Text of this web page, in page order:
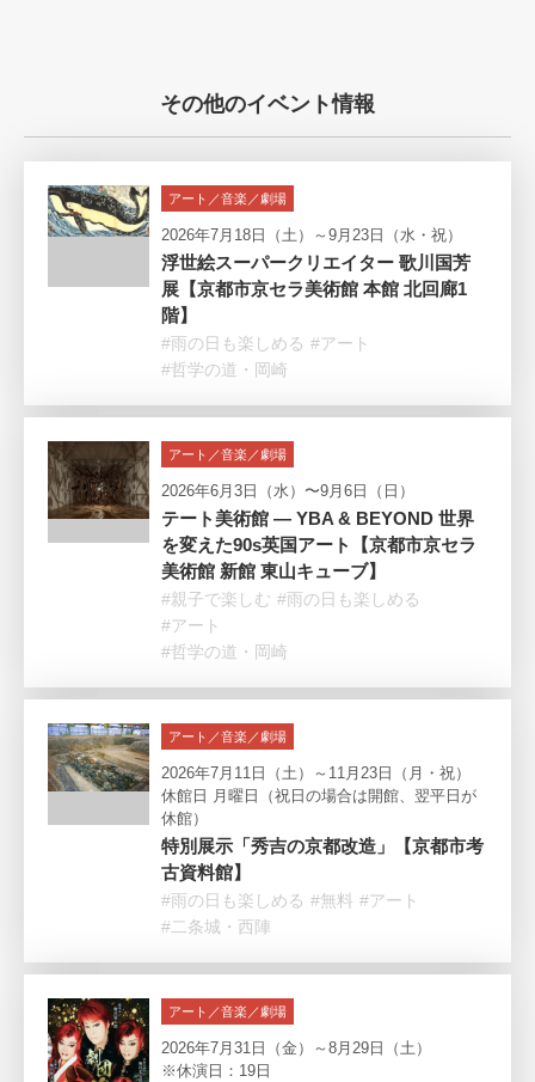
その他のイベント情報
アート／音楽／劇場
2026年7月18日（土）～9月23日（水・祝）
浮世絵スーパークリエイター 歌川国芳
展【京都市京セラ美術館 本館 北回廊1
階】
#雨の日も楽しめる #アート
#哲学の道・岡崎
アート／音楽／劇場
2026年6月3日（水）〜9月6日（日）
テート美術館 ― YBA & BEYOND 世界
を変えた90s英国アート【京都市京セラ
美術館 新館 東山キューブ】
#親子で楽しむ #雨の日も楽しめる
#アート
#哲学の道・岡崎
アート／音楽／劇場
2026年7月11日（土）～11月23日（月・祝）
休館日 月曜日（祝日の場合は開館、翌平日が
休館）
特別展示「秀吉の京都改造」【京都市考
古資料館】
#雨の日も楽しめる #無料 #アート
#二条城・西陣
アート／音楽／劇場
2026年7月31日（金）～8月29日（土）
※休演日：19日